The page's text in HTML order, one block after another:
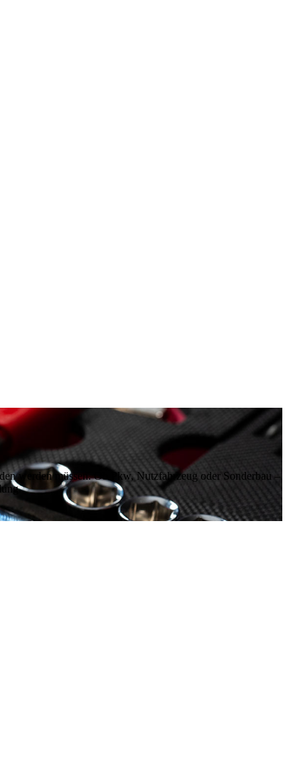
werden müssen. Ob Pkw, Nutzfahrzeug oder Sonderbau –